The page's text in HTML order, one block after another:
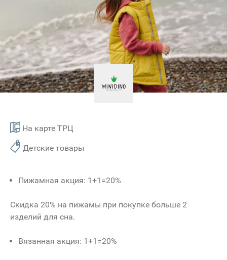
На карте ТРЦ
Детские товары
Пижамная акция: 1+1=20%
Скидка 20% на пижамы при покупке больше 2
изделий для сна.
Вязанная акция: 1+1=20%